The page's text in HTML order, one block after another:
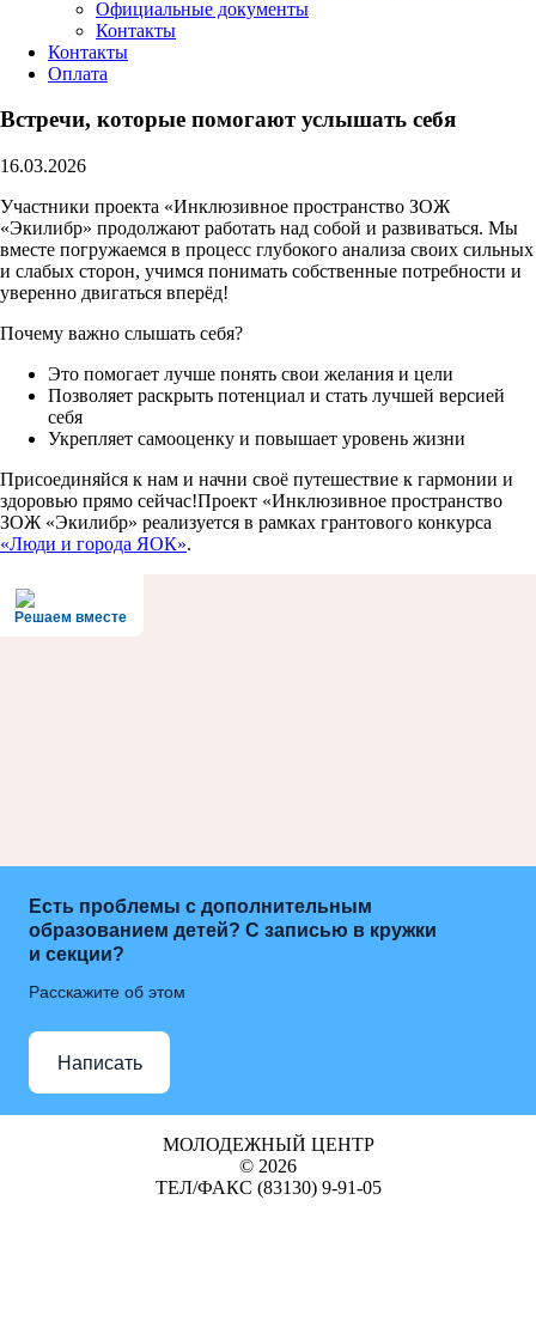
Официальные документы
Контакты
Контакты
Оплата
Встречи, которые помогают услышать себя
16.03.2026
Участники проекта «Инклюзивное пространство ЗОЖ
«Экилибр» продолжают работать над собой и развиваться. Мы
вместе погружаемся в процесс глубокого анализа своих сильных
и слабых сторон, учимся понимать собственные потребности и
уверенно двигаться вперёд!
Почему важно слышать себя?
Это помогает лучше понять свои желания и цели
Позволяет раскрыть потенциал и стать лучшей версией
себя
Укрепляет самооценку и повышает уровень жизни
Присоединяйся к нам и начни своё путешествие к гармонии и
здоровью прямо сейчас!Проект «Инклюзивное пространство
ЗОЖ «Экилибр» реализуется в рамках грантового конкурса
«Люди и города ЯОК».
Решаем вместе
Есть проблемы с дополнительным
образованием детей? С записью в кружки
и секции?
Расскажите об этом
Написать
МОЛОДЕЖНЫЙ ЦЕНТР
© 2026
ТЕЛ/ФАКС (83130) 9-91-05